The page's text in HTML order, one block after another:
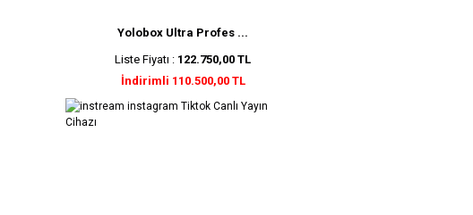
Yolobox Ultra Profes ...
Liste Fiyatı : 122.750,00 TL
İndirimli 110.500,00 TL